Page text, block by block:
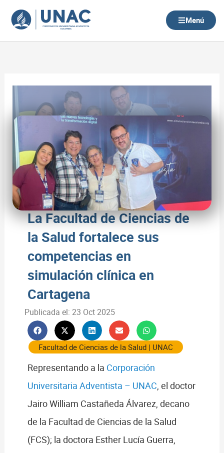
contenido
Menú
La Facultad de Ciencias de
la Salud fortalece sus
competencias en
simulación clínica en
Cartagena
Publicada el: 23 Oct 2025
Facultad de Ciencias de la Salud| UNAC
Representando a la Corporación
Universitaria Adventista – UNAC, el doctor
Jairo William Castañeda Álvarez, decano
de la Facultad de Ciencias de la Salud
(FCS); la doctora Esther Lucía Guerra,